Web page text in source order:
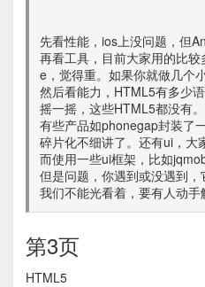
先看性能，ios上没问题，但
再看工具，目前大家用的比
e，觉得重。如果你就做几个
然后看能力，HTML5有多少
摇一摇，这些HTML5都没有。
有些产品如phonegap封装了
碎片化不细讲了。还有ui，大
而使用一些ui框架，比如
但是问题，你遇到或没遇到，
我们不能光看着，要有人动手
第3页
HTML5